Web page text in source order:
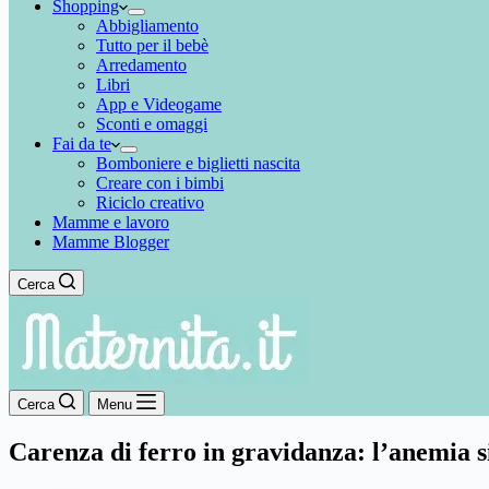
Shopping
Abbigliamento
Tutto per il bebè
Arredamento
Libri
App e Videogame
Sconti e omaggi
Fai da te
Bomboniere e biglietti nascita
Creare con i bimbi
Riciclo creativo
Mamme e lavoro
Mamme Blogger
Cerca
Cerca Menu
Carenza di ferro in gravidanza: l’anemia